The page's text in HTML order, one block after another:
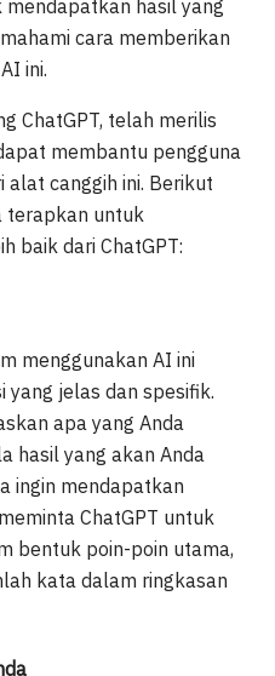
mendapatkan hasil yang
cara memberikan
ini.
ChatGPT, telah merilis
membantu pengguna
canggih ini. Berikut
terapkan untuk
baik dari ChatGPT:
menggunakan AI ini
jelas dan spesifik.
apa yang Anda
hasil yang akan Anda
ingin mendapatkan
ChatGPT untuk
bentuk poin-poin utama,
kata dalam ringkasan